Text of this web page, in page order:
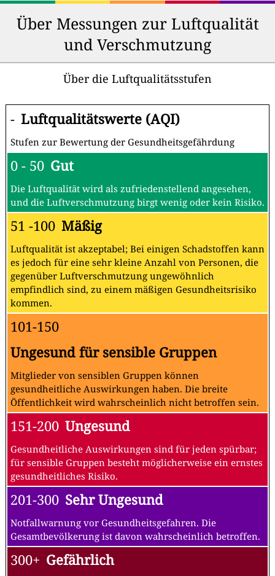
Über Messungen zur Luftqualität
und Verschmutzung
Über die Luftqualitätsstufen
- Luftqualitätswerte (AQI)
Stufen zur Bewertung der Gesundheitsgefährdung
0 - 50 Gut
Die Luftqualität wird als zufriedenstellend angesehen,
und die Luftverschmutzung birgt wenig oder kein Risiko.
51 -100 Mäßig
Luftqualität ist akzeptabel; Bei einigen Schadstoffen kann
es jedoch für eine sehr kleine Anzahl von Personen, die
gegenüber Luftverschmutzung ungewöhnlich
empfindlich sind, zu einem mäßigen Gesundheitsrisiko
kommen.
101-150
Ungesund für sensible Gruppen
Mitglieder von sensiblen Gruppen können
gesundheitliche Auswirkungen haben. Die breite
Öffentlichkeit wird wahrscheinlich nicht betroffen sein.
151-200 Ungesund
Gesundheitliche Auswirkungen sind für jeden spürbar;
für sensible Gruppen besteht möglicherweise ein ernstes
gesundheitliches Risiko.
201-300 Sehr Ungesund
Notfallwarnung vor Gesundheitsgefahren. Die
Gesamtbevölkerung ist davon wahrscheinlich betroffen.
300+ Gefährlich